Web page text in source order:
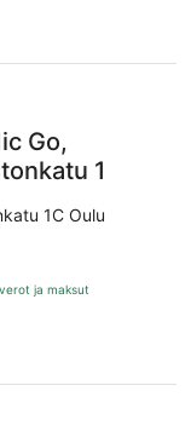
Go,
1
1C Oulu
ja maksut